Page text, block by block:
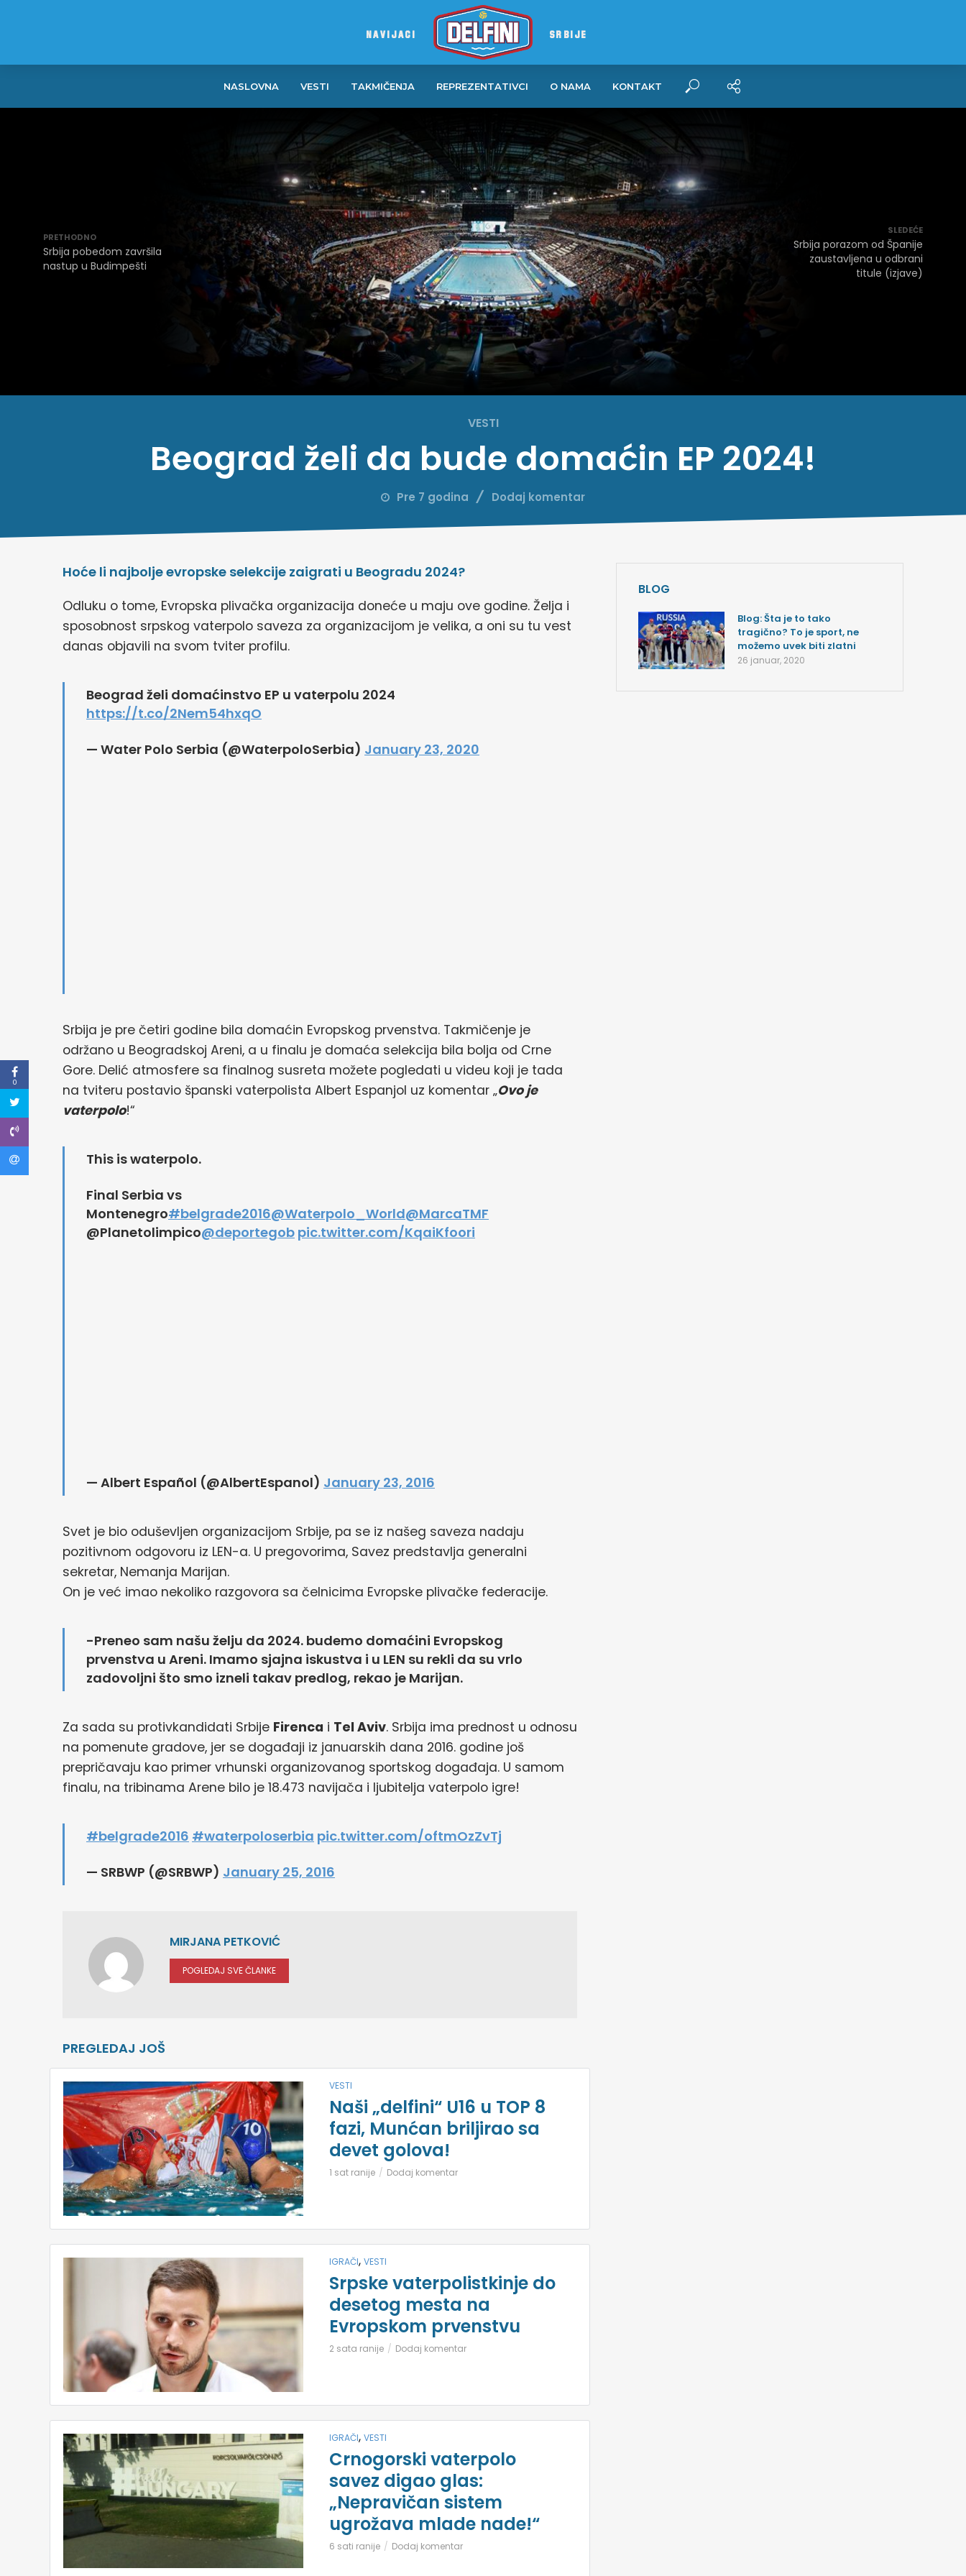
NAVIJACI SRBIJE
NASLOVNA VESTI TAKMIČENJA REPREZENTATIVCI O NAMA KONTAKT
PRETHODNO
Srbija pobedom završila
nastup u Budimpešti
SLEDEĆE
Srbija porazom od Španije
zaustavljena u odbrani
titule (izjave)
VESTI
Beograd želi da bude domaćin EP 2024!
Pre 7 godina Dodaj komentar
Hoće li najbolje evropske selekcije zaigrati u Beogradu 2024?
Odluku o tome, Evropska plivačka organizacija doneće u maju ove godine. Želja i
sposobnost srpskog vaterpolo saveza za organizacijom je velika, a oni su tu vest
danas objavili na svom tviter profilu.
Beograd želi domaćinstvo EP u vaterpolu 2024
https://t.co/2Nem54hxqO
— Water Polo Serbia (@WaterpoloSerbia) January 23, 2020
Srbija je pre četiri godine bila domaćin Evropskog prvenstva. Takmičenje je
održano u Beogradskoj Areni, a u finalu je domaća selekcija bila bolja od Crne
Gore. Delić atmosfere sa finalnog susreta možete pogledati u videu koji je tada
na tviteru postavio španski vaterpolista Albert Espanjol uz komentar „Ovo je
vaterpolo!“
This is waterpolo.
Final Serbia vs
Montenegro#belgrade2016@Waterpolo_World@MarcaTMF
@Planetolimpico@deportegob pic.twitter.com/KqaiKfoori
— Albert Español (@AlbertEspanol) January 23, 2016
Svet je bio oduševljen organizacijom Srbije, pa se iz našeg saveza nadaju
pozitivnom odgovoru iz LEN-a. U pregovorima, Savez predstavlja generalni
sekretar, Nemanja Marijan.
On je već imao nekoliko razgovora sa čelnicima Evropske plivačke federacije.
-Preneo sam našu želju da 2024. budemo domaćini Evropskog
prvenstva u Areni. Imamo sjajna iskustva i u LEN su rekli da su vrlo
zadovoljni što smo izneli takav predlog, rekao je Marijan.
Za sada su protivkandidati Srbije Firenca i Tel Aviv. Srbija ima prednost u odnosu
na pomenute gradove, jer se događaji iz januarskih dana 2016. godine još
prepričavaju kao primer vrhunski organizovanog sportskog događaja. U samom
finalu, na tribinama Arene bilo je 18.473 navijača i ljubitelja vaterpolo igre!
#belgrade2016 #waterpoloserbia pic.twitter.com/oftmOzZvTj
— SRBWP (@SRBWP) January 25, 2016
MIRJANA PETKOVIĆ
POGLEDAJ SVE ČLANKE
PREGLEDAJ JOŠ
VESTI
Naši „delfini“ U16 u TOP 8
fazi, Munćan briljirao sa
devet golova!
1 sat ranije Dodaj komentar
IGRAČI, VESTI
Srpske vaterpolistkinje do
desetog mesta na
Evropskom prvenstvu
2 sata ranije Dodaj komentar
IGRAČI, VESTI
Crnogorski vaterpolo
savez digao glas:
„Nepravičan sistem
ugrožava mlade nade!“
6 sati ranije Dodaj komentar
BLOG
Blog: Šta je to tako
tragično? To je sport, ne
možemo uvek biti zlatni
26 januar, 2020
0